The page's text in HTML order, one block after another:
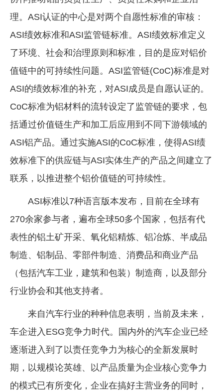
理。ASI认证的中心是对两个自愿性标准的审核：
ASI绩效标准和ASI监管链标准。ASI绩效标准定义
了环境、社会和治理原则和标准，目的是应对铝价
值链中的可持续性问题。ASI监管链(CoC)标准是对
ASI的绩效标准的补充，对ASI成员是自愿认证的。
CoC标准为铝材料的流转设定了监管链的要求，包
括通过价值链生产和加工后应用到不同下游领域的
ASI铝产品。通过实施ASI的CoC标准，使得ASI绩
效标准下的供应链与ASI实体生产的产品之间建立了
联系，以推进整个铝价值链的可持续性。
ASI标准以7种语言版本发布，目前在全球有
270余家参与者，遍布全球50多个国家，包括有代
表性的铝土矿开采、氧化铝精炼、铝冶炼、半成品
制造、铝制品、零部件制造、消费品和商业产品
（包括汽车工业，建筑和包装）制造商，以及部分
行业协会和其他支持者。
来自汽车行业的种种信息表明，当前及未来，
车企进入ESG竞争力时代。国内外的汽车企业已经
逐渐进入到了以责任竞争力为核心的全新发展时
期，以规模论英雄、以产品质量为企业核心竞争力
的模式已有所变化，企业在搞好主营业务的同时，